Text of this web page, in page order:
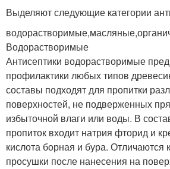
Антисептик для бруса
Разница между
антисептиком
Выделяют следующие категории
Водорастворимые
Антисептики водорастворимые
профилактики любых типов
составы подходят для пропитки
поверхностей, не подверженных
избыточной влаги или воды. В
пропиток входит натрия фторид и
кислота борная и бура. Отличаются
просушки после нанесения на